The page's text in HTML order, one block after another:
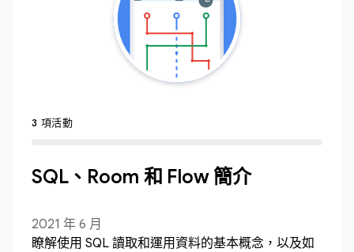
3 項活動
SQL、Room 和 Flow 簡介
2021 年 6 月
瞭解使用 SQL 讀取和運用資料的基本概念，以及如